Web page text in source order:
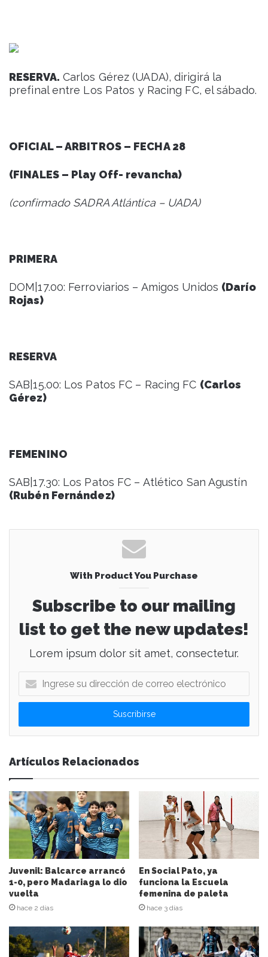
RESERVA. Carlos Gérez (UADA), dirigirá la
prefinal entre Los Patos y Racing FC, el sábado.
OFICIAL – ARBITROS – FECHA 28
(FINALES – Play Off- revancha)
(confirmado SADRA Atlántica – UADA)
PRIMERA
DOM|17.00: Ferroviarios – Amigos Unidos (Darío
Rojas)
RESERVA
SAB|15.00: Los Patos FC – Racing FC (Carlos
Gérez)
FEMENINO
SAB|17.30: Los Patos FC – Atlético San Agustín
(Rubén Fernández)
With Product You Purchase
Subscribe to our mailing
list to get the new updates!
Lorem ipsum dolor sit amet, consectetur.
g
e
s
u
d
i
r
e
c
i
ó
n
d
c
o
r
Artículos Relacionados
Juvenil: Balcarce arrancó
1-0, pero Madariaga lo dio
vuelta
hace 2 días
En Social Pato, ya
funciona la Escuela
femenina de paleta
hace 3 días